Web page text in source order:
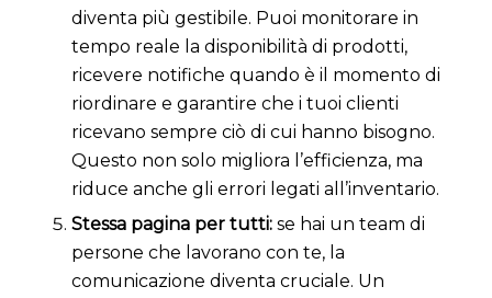
diventa più gestibile. Puoi monitorare in
tempo reale la disponibilità di prodotti,
ricevere notifiche quando è il momento di
riordinare e garantire che i tuoi clienti
ricevano sempre ciò di cui hanno bisogno.
Questo non solo migliora l’efficienza, ma
riduce anche gli errori legati all’inventario.
Stessa pagina per tutti: se hai un team di
persone che lavorano con te, la
comunicazione diventa cruciale. Un